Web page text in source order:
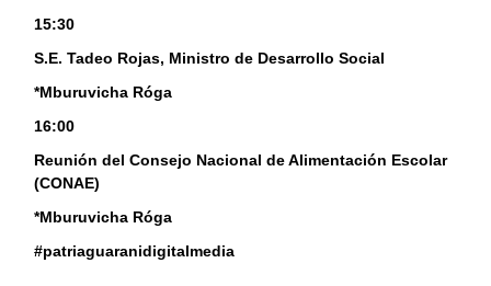
15:30
S.E. Tadeo Rojas, Ministro de Desarrollo Social
*Mburuvicha Róga
16:00
Reunión del Consejo Nacional de Alimentación Escolar
(CONAE)
*Mburuvicha Róga
#patriaguaranidigitalmedia